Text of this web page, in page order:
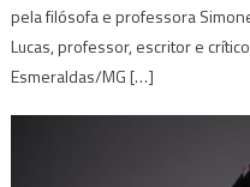
pela filósofa e professora
Lucas, professor, escritor e
Esmeraldas/MG […]